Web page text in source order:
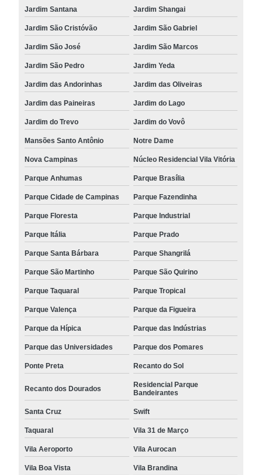
Jardim Santana Jardim Shangai
Jardim São Cristóvão Jardim São Gabriel
Jardim São José Jardim São Marcos
Jardim São Pedro Jardim Yeda
Jardim das Andorinhas Jardim das Oliveiras
Jardim das Paineiras Jardim do Lago
Jardim do Trevo Jardim do Vovô
Mansões Santo Antônio Notre Dame
Nova Campinas Núcleo Residencial Vila Vitória
Parque Anhumas Parque Brasília
Parque Cidade de Campinas Parque Fazendinha
Parque Floresta Parque Industrial
Parque Itália Parque Prado
Parque Santa Bárbara Parque Shangrilá
Parque São Martinho Parque São Quirino
Parque Taquaral Parque Tropical
Parque Valença Parque da Figueira
Parque da Hípica Parque das Indústrias
Parque das Universidades Parque dos Pomares
Ponte Preta Recanto do Sol
Recanto dos Dourados
Residencial Parque
Bandeirantes
Santa Cruz Swift
Taquaral Vila 31 de Março
Vila Aeroporto Vila Aurocan
Vila Boa Vista Vila Brandina